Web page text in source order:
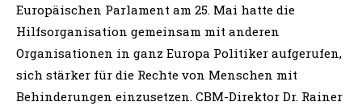
Europäischen Parlament am 25. Mai hatte die
Hilfsorganisation gemeinsam mit anderen
Organisationen in ganz Europa Politiker aufgerufen,
sich stärker für die Rechte von Menschen mit
Behinderungen einzusetzen. CBM-Direktor Dr. Rainer